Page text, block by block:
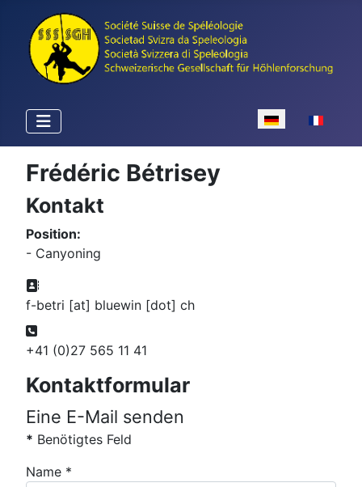
Sprache
Frédéric Bétrisey
Kontakt
Position:
- Canyoning
Adresse:
f-betri [at] bluewin [dot] ch
Telefon:
+41 (0)27 565 11 41
Kontaktformular
Eine E-Mail senden
* Benötigtes Feld
Name *